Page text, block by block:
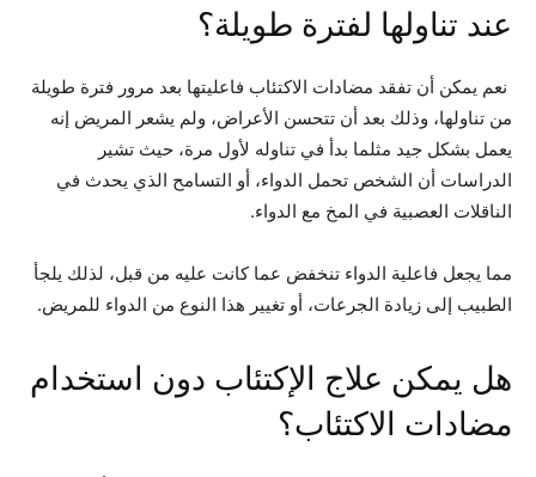
عند تناولها لفترة طويلة؟
نعم يمكن أن تفقد مضادات الاكتئاب فاعليتها بعد مرور فترة طويلة
من تناولها، وذلك بعد أن تتحسن الأعراض، ولم يشعر المريض إنه
يعمل بشكل جيد مثلما بدأ في تناوله لأول مرة، حيث تشير
الدراسات أن الشخص تحمل الدواء، أو التسامح الذي يحدث في
الناقلات العصبية في المخ مع الدواء.
مما يجعل فاعلية الدواء تنخفض عما كانت عليه من قبل، لذلك يلجأ
الطبيب إلى زيادة الجرعات، أو تغيير هذا النوع من الدواء للمريض.
هل يمكن علاج الإكتئاب دون استخدام
مضادات الاكتئاب؟